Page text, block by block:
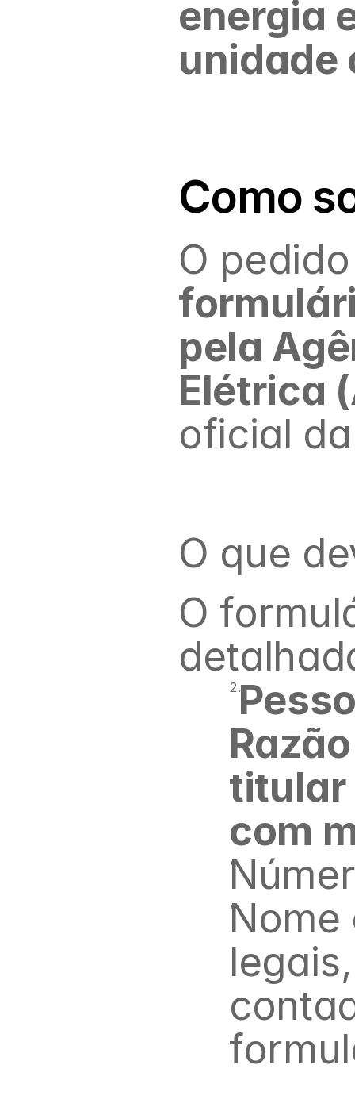
energia
unidade
Como
O
pela
Elétrica
oficial
O que
O
titular
com
Nome